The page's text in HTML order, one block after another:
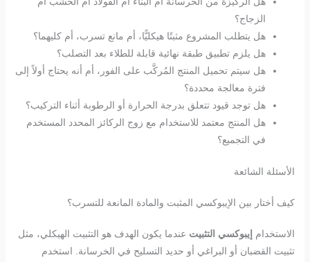
الزجاج؟
هل يتطلب المشروع مثبتًا هيكليًّا، أم مانع تسرب، أم كليهما؟
هل يلزم تطبيق طبقة نهائية قابلة للطلاء بعد التصلب؟
هل سيتم تحميل المنتج المُركَّب على الفور، أم أنه يحتاج أولاً إلى
فترة معالجة محددة؟
هل توجد قيود تتعلق بدرجة الحرارة أو الرطوبة أثناء التركيب؟
هل المنتج معتمد للاستخدام مع زوج الركائز المحدد المستخدم
في التجميع؟
الأسئلة الشائعة
كيف أختار بين الإيبوكسي المثبت والمادة المانعة للتسرب؟
الاستخدام إيبوكسي التثبيت عندما يكون الهدف هو التثبيت الهيكلي، مثل
تثبيت القضبان أو البراغي أو حديد التسليح في الخرسانة. استخدم